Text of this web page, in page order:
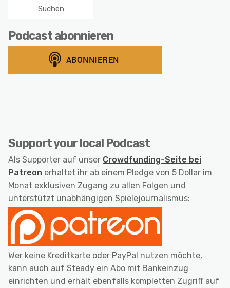
Podcast abonnieren
Support your local Podcast
Als Supporter auf unser Crowdfunding-Seite bei
Patreon erhaltet ihr ab einem Pledge von 5 Dollar im
Monat exklusiven Zugang zu allen Folgen und
unterstützt unabhängigen Spielejournalismus:
Wer keine Kreditkarte oder PayPal nutzen möchte,
kann auch auf Steady ein Abo mit Bankeinzug
einrichten und erhält ebenfalls kompletten Zugriff auf